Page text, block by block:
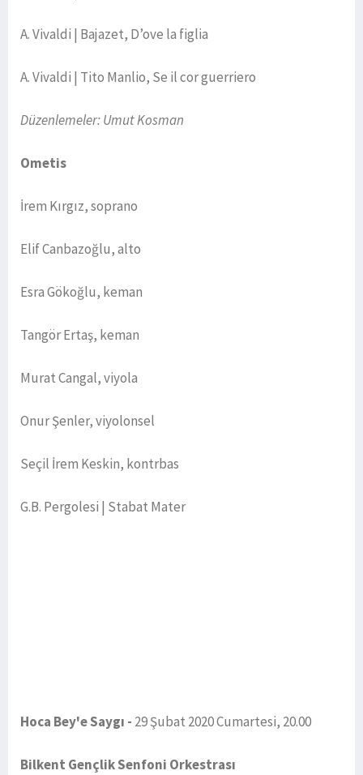
A. Vivaldi | Bajazet, D’ove la figlia
A. Vivaldi | Tito Manlio, Se il cor guerriero
Düzenlemeler: Umut Kosman
Ometis
İrem Kırgız, soprano
Elif Canbazoğlu, alto
Esra Gökoğlu, keman
Tangör Ertaş, keman
Murat Cangal, viyola
Onur Şenler, viyolonsel
Seçil İrem Keskin, kontrbas
G.B. Pergolesi | Stabat Mater
Hoca Bey'e Saygı - 29 Şubat 2020 Cumartesi, 20.00
Bilkent Gençlik Senfoni Orkestrası